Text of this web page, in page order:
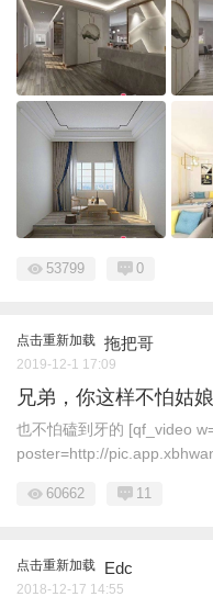
53799 0
点击重新加载 拖把哥
2019-12-1 17:09
兄弟，你这样不怕姑
也不怕磕到牙的 [qf_video
poster=http://
60662 11
点击重新加载 Edc
2018-12-17 14:55